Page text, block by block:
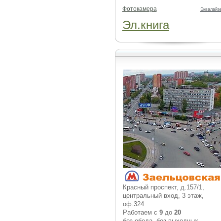
Фотокамера
Эл.книга
Красный проспект, д.157/1,
центральный вход, 3 этаж,
оф.324
Работаем с 9до 20